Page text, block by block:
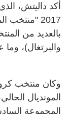
أكد داليتش،
2017
بالعديد من
والبرتغال)، وما
وكان منتخب
المونديال